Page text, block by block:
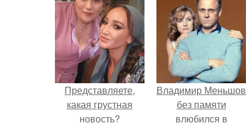
Представляете,
какая грустная
новость?
Владимир Меньшов
без памяти
влюбился в